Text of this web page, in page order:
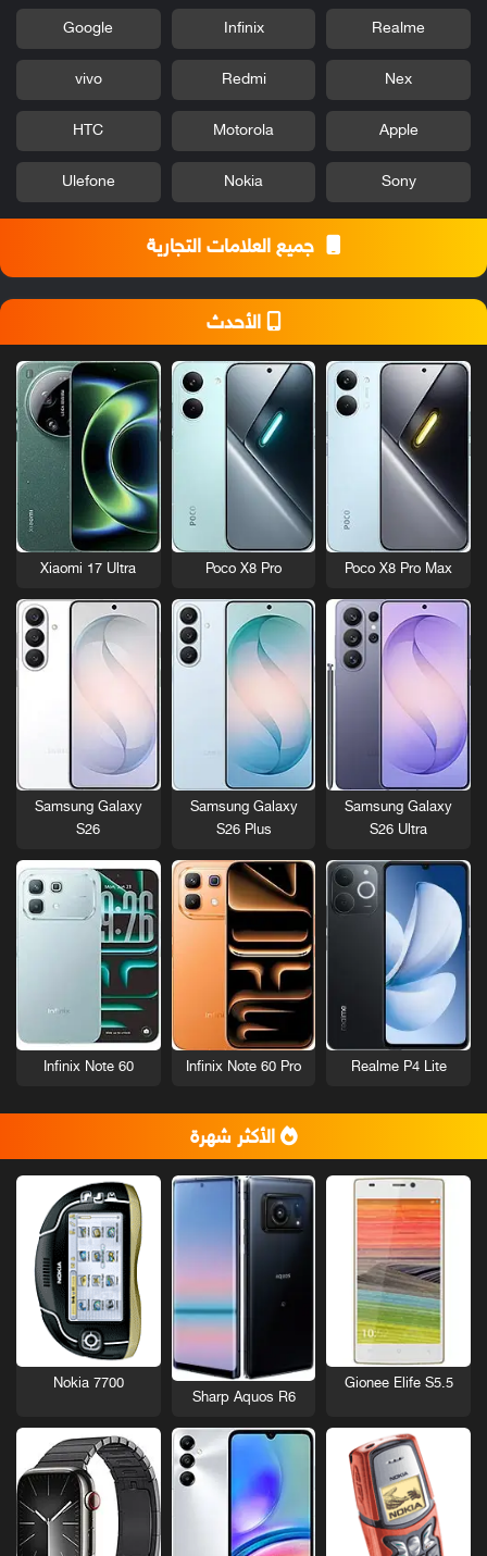
Realme
Infinix
Google
Nex
Redmi
vivo
Apple
Motorola
HTC
Sony
Nokia
Ulefone
جميع العلامات التجارية
الأحدث
Poco X8 Pro Max
Poco X8 Pro
Xiaomi 17 Ultra
Samsung Galaxy
S26 Ultra
Samsung Galaxy
S26 Plus
Samsung Galaxy
S26
Realme P4 Lite
Infinix Note 60 Pro
Infinix Note 60
الأكثر شهرة
Gionee Elife S5.5
Sharp Aquos R6
Nokia 7700